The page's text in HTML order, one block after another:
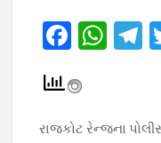
F
e
b
W
s
T
રાજકોટ રેન્જના